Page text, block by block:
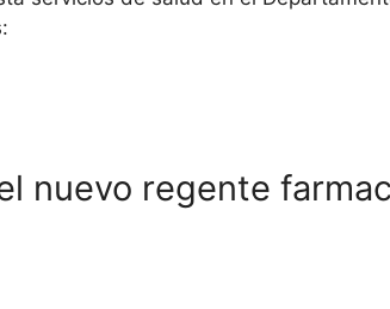
nuevo regente